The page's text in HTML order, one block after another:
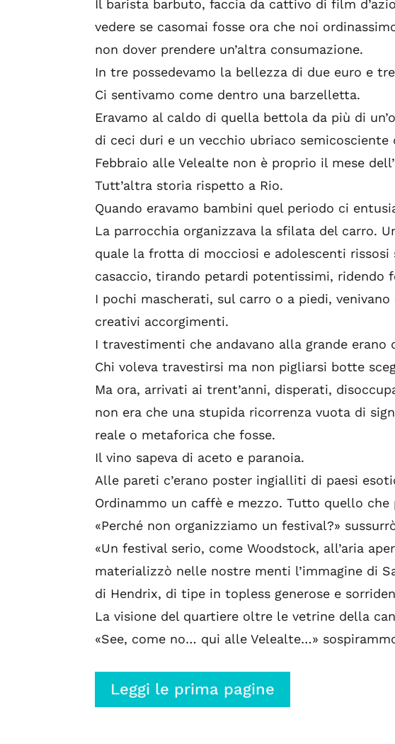
Il barista barbuto, faccia da cattivo di film
vedere se casomai fosse ora che noi
non dover prendere un’altra consumazione.
In tre possedevamo la bellezza di due euro e
Ci sentivamo come dentro una barzelletta.
Eravamo al caldo di quella bettola da più di
di ceci duri e un vecchio ubriaco
Febbraio alle Velealte non è proprio il mese
Tutt’altra storia rispetto a Rio.
Quando eravamo bambini quel periodo ci
La parrocchia organizzava la sfilata del carro.
quale la frotta di mocciosi e adolescenti rissosi
casaccio, tirando petardi potentissimi, ridendo
I pochi mascherati, sul carro o a piedi,
creativi accorgimenti.
I travestimenti che andavano alla grande
Chi voleva travestirsi ma non pigliarsi botte
Ma ora, arrivati ai trent’anni, disperati,
non era che una stupida ricorrenza vuota di
reale o metaforica che fosse.
Il vino sapeva di aceto e paranoia.
Alle pareti c’erano poster ingialliti di paesi
Ordinammo un caffè e mezzo. Tutto quello
«Perché non organizziamo un festival?»
«Un festival serio, come Woodstock, all’aria
materializzò nelle nostre menti l’immagine di
di Hendrix, di tipe in topless generose e
La visione del quartiere oltre le vetrine della
«See, come no… qui alle Velealte…»
Leggi le prima pagine